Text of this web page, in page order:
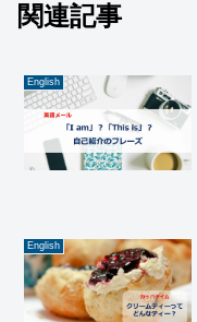
関連記事
English
English